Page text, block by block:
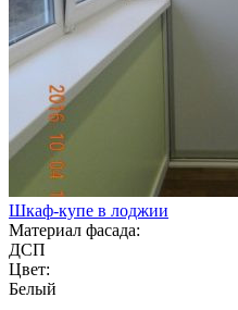
Шкаф-купе в лоджии
Материал фасада:
ДСП
Цвет:
Белый